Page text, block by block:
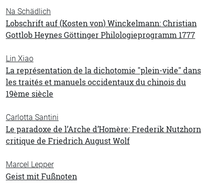
Na Schädlich
Lobschrift auf (Kosten von) Winckelmann: Christian
Gottlob Heynes Göttinger Philologieprogramm 1777
Lin Xiao
La représentation de la dichotomie "plein-vide" dans
les traités et manuels occidentaux du chinois du
19ème siècle
Carlotta Santini
Le paradoxe de l’Arche d’Homère: Frederik Nutzhorn
critique de Friedrich August Wolf
Marcel Lepper
Geist mit Fußnoten